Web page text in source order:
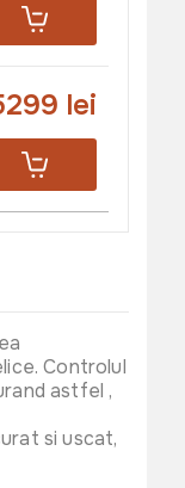
lei
Controlul
astfel ,
si uscat,